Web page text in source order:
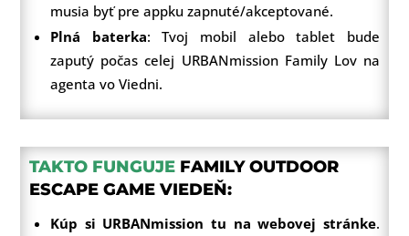
musia byť pre appku zapnuté/akceptované.
Plná baterka: Tvoj mobil alebo tablet bude
zaputý počas celej URBANmission Family Lov na
agenta vo Viedni.
TAKTO FUNGUJE FAMILY OUTDOOR
ESCAPE GAME VIEDEŇ:
Kúp si URBANmission tu na webovej stránke.